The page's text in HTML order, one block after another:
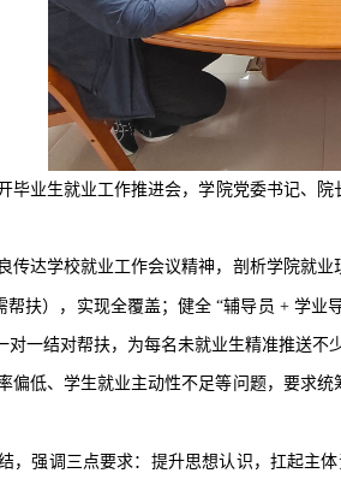
毕业生就业工作推进会，学院党委书记、院
传达学校就业工作会议精神，剖析学院就
帮扶），实现全覆盖；健全 “辅导员 + 学业
对一结对帮扶，为每名未就业生精准推送不
偏低、学生就业主动性不足等问题，要求
，强调三点要求：提升思想认识，扛起主